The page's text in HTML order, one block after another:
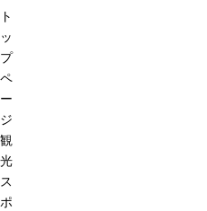
ト
ッ
プ
ペ
ー
ジ
観
光
ス
ポ